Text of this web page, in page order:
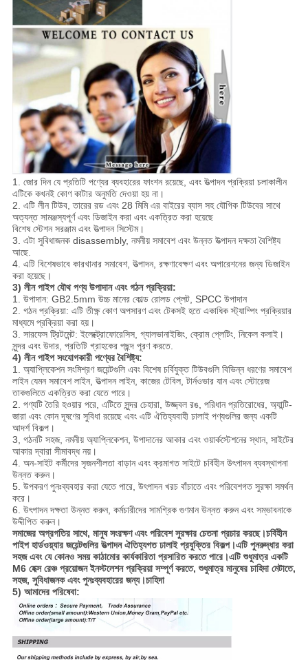
1. জোর দিন যে প্রতিটি পণ্যের ব্যবহারের ফাংশন রয়েছে, এবং উত্পাদন প্রক্রিয়া চলাকালীন
এটিকে কখনই কোণ কাটার অনুমতি দেওয়া হয় না।
2. এটি লীন টিউব, তারের রড এবং 28 মিমি এর বাইরের ব্যাস সহ যৌগিক টিউবের সাথে
অত্যন্ত সামঞ্জস্যপূর্ণ এবং ডিজাইন করা এবং একত্রিত করা হয়েছে
বিশেষ স্টেশন সরঞ্জাম এবং উত্পাদন সিস্টেম।
3. এটা সুবিধাজনক disassembly, নমনীয় সমাবেশ এবং উন্নত উত্পাদন দক্ষতা বৈশিষ্ট্য
আছে.
4. এটি বিশেষভাবে কারখানার সমাবেশ, উত্পাদন, রক্ষণাবেক্ষণ এবং অপারেশনের জন্য ডিজাইন
করা হয়েছে।
3) লীন পাইপ যৌথ পণ্য উপাদান এবং গঠন প্রক্রিয়া:
1. উপাদান: GB2.5mm উচ্চ মানের কোল্ড রোলড প্লেট, SPCC উপাদান
2. গঠন প্রক্রিয়া: এটি তীক্ষ্ণ কোণ অপসারণ এবং টেকসই হতে একাধিক স্ট্যাম্পিং প্রক্রিয়ার
মাধ্যমে প্রক্রিয়া করা হয়।
3. সারফেস ট্রিটমেন্ট: ইলেক্ট্রোফোরেসিস, গ্যালভানাইজিং, ক্রোম প্লেটিং, নিকেল কলাই।
সুন্দর এবং উদার, প্রতিটি গ্রাহকের পছন্দ পূরণ করতে.
4) লীন পাইপ সংযোগকারী পণ্যের বৈশিষ্ট্য:
1. অ্যাপ্লিকেশন সংমিশ্রণ জয়েন্টগুলি এবং বিশেষ চর্বিযুক্ত টিউবগুলি বিভিন্ন ধরণের সমাবেশ
লাইন যেমন সমাবেশ লাইন, উত্পাদন লাইন, কাজের টেবিল, টার্নওভার যান এবং স্টোরেজ
তাকগুলিতে একত্রিত করা যেতে পারে।
2. পণ্যটি তৈরি হওয়ার পরে, এটিতে সুন্দর চেহারা, উজ্জ্বল রঙ, পরিধান প্রতিরোধের, অ্যান্টি-
জারা এবং কোন দূষণের সুবিধা রয়েছে এবং এটি ঐতিহ্যবাহী ঢালাই পণ্যগুলির জন্য একটি
আদর্শ বিকল্প।
3, গঠনটি সহজ, নমনীয় অ্যাপ্লিকেশন, উপাদানের আকার এবং ওয়ার্কস্টেশনের স্থান, সাইটের
আকার দ্বারা সীমাবদ্ধ নয়।
4. অন-সাইট কর্মীদের সৃজনশীলতা বাড়ান এবং ক্রমাগত সাইটে চর্বিহীন উৎপাদন ব্যবস্থাপনা
উন্নত করুন।
5. উপকরণ পুনঃব্যবহার করা যেতে পারে, উৎপাদন খরচ বাঁচাতে এবং পরিবেশগত সুরক্ষা সমর্থন
করে।
6. উৎপাদন দক্ষতা উন্নত করুন, কর্মচারীদের সামগ্রিক গুণমান উন্নত করুন এবং সম্ভাবনাকে
উদ্দীপিত করুন।
সমাজের অগ্রগতির সাথে, মানুষ সংরক্ষণ এবং পরিবেশ সুরক্ষার চেতনা প্রচার করছে।চর্বিহীন
পাইপ হার্ডওয়্যার জয়েন্টগুলির উত্পাদন ঐতিহ্যগত ঢালাই প্রযুক্তির বিকল্প।এটি পুনরুদ্ধার করা
সহজ এবং যে কোনও সময় কাঠামোর কার্যকারিতা প্রসারিত করতে পারে।এটি শুধুমাত্র একটি
M6 হেক্স রেঞ্চ প্রয়োজন ইনস্টলেশন প্রক্রিয়া সম্পূর্ণ করতে, শুধুমাত্র মানুষের চাহিদা মেটাতে,
সহজ, সুবিধাজনক এবং পুনঃব্যবহারের জন্য।চাহিদা
5) আমাদের পরিষেবা: